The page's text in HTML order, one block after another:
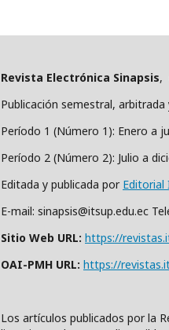
Revista Electrónica Sinapsis,
Publicación semestral, arbitrada
Período 1 (Número 1): Enero a
Período 2 (Número 2): Julio a
Editada y publicada por Editorial
E-mail: sinapsis@itsup.edu.ec
Sitio Web URL: https://
OAI-PMH URL: https://
Los artículos publicados por la